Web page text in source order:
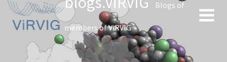
Blogs of
members of ViRVIG